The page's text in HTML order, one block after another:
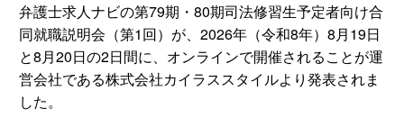
弁護士求人ナビの第79期・80期司法修習生予定者向け合
同就職説明会（第1回）が、2026年（令和8年）8月19日
と8月20日の2日間に、オンラインで開催されることが運
営会社である株式会社カイラススタイルより発表されま
した。